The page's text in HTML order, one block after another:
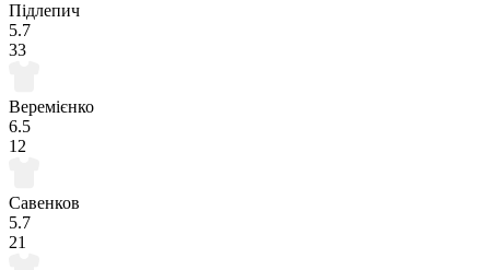
Підлепич
5.7
33
Веремієнко
6.5
12
Савенков
5.7
21